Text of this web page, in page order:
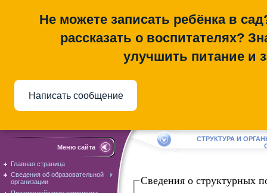
Не можете записать ребёнка в
рассказать о воспитателях?
улучшить питание и
Написать сообщение
Меню сайта
Главная страница
Сведения об образовательной
организации
СТРУКТУРА И
Сведения о структурных